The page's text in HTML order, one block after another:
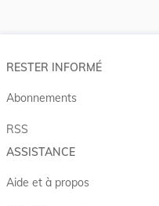
RESTER INFORMÉ
Abonnements
RSS
ASSISTANCE
Aide et à propos